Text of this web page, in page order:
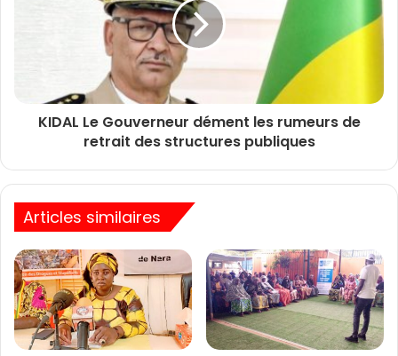
KIDAL Le Gouverneur dément les rumeurs de
retrait des structures publiques
Articles similaires